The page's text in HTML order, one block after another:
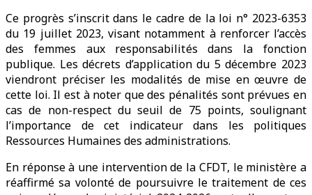
Ce progrès s’inscrit dans le cadre de la loi n° 2023-6353
du 19 juillet 2023, visant notamment à renforcer l’accès
des femmes aux responsabilités dans la fonction
publique. Les décrets d’application du 5 décembre 2023
viendront préciser les modalités de mise en œuvre de
cette loi. Il est à noter que des pénalités sont prévues en
cas de non-respect du seuil de 75 points, soulignant
l’importance de cet indicateur dans les politiques
Ressources Humaines des administrations.
En réponse à une intervention de la CFDT, le ministère a
réaffirmé sa volonté de poursuivre le traitement de ces